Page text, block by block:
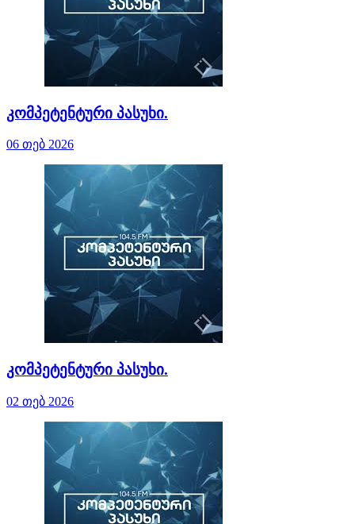
კომპეტენტური პასუხი.
06 თებ 2026
კომპეტენტური პასუხი.
02 თებ 2026